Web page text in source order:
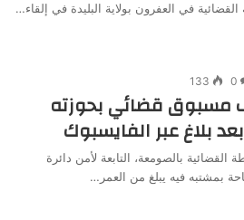
في العفرون بولاية البليدة في إلقاء…
0
133
مسبوق قضائي بحوزته
بلاغ عبر الفايسبوك
بالصومعة، التابعة لأمن دائرة
بمشتبه فيه يبلغ من العمر…